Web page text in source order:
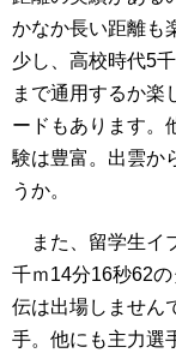
かなか長い距離も
少し、高校時代5
まで通用するか楽
ードもあります。
験は豊富。出雲か
うか。
また、留学生イ
千ｍ14分16秒62
伝は出場しません
手。他にも主力選